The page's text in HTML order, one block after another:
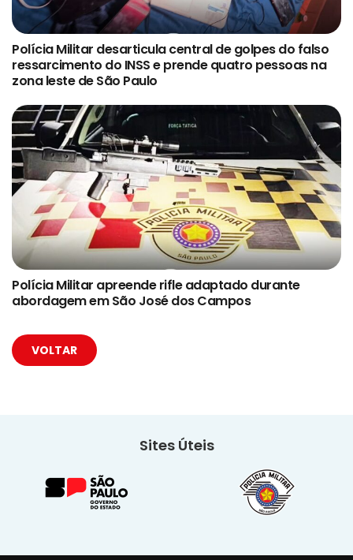
Polícia Militar desarticula central de golpes do falso
ressarcimento do INSS e prende quatro pessoas na
zona leste de São Paulo
Polícia Militar apreende rifle adaptado durante
abordagem em São José dos Campos
VOLTAR
Sites Úteis